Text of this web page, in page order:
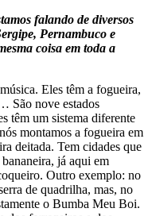
falando de diversos
Pernambuco e
coisa em toda a
Eles têm a fogueira,
São nove estados
têm um sistema diferente
montamos a fogueira em
deitada. Tem cidades que
já aqui em
Outro exemplo: no
de quadrilha, mas, no
o Bumba Meu Boi.